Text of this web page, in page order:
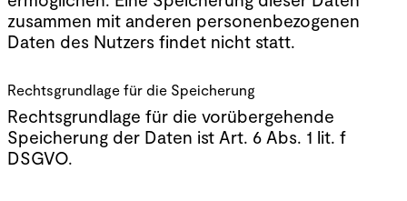
zusammen mit anderen personenbezogenen
Daten des Nutzers findet nicht statt.
Rechtsgrundlage für die Speicherung
Rechtsgrundlage für die vorübergehende
Speicherung der Daten ist Art. 6 Abs. 1 lit. f
DSGVO.